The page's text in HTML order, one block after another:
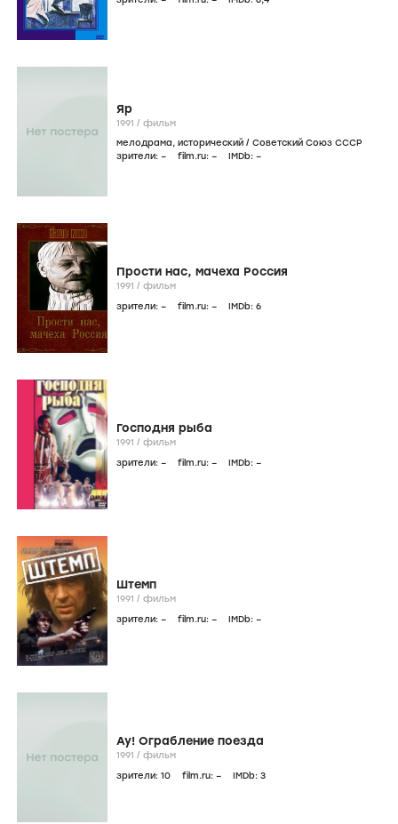
Яр
1991 / фильм
мелодрама, исторический / Советский Союз СССР
зрители: – film.ru: – IMDb: –
Прости нас, мачеха Россия
1991 / фильм
зрители: – film.ru: – IMDb: 6
Господня рыба
1991 / фильм
зрители: – film.ru: – IMDb: –
Штемп
1991 / фильм
зрители: – film.ru: – IMDb: –
Ау! Ограбление поезда
1991 / фильм
зрители: 10 film.ru: – IMDb: 3